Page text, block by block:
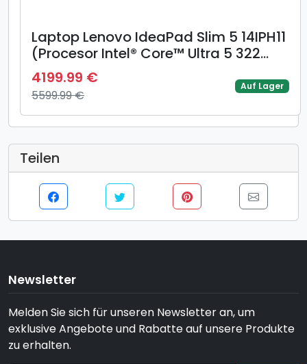
Laptop Lenovo IdeaPad Slim 5 14IPH11
(Procesor Intel® Core™ Ultra 5 322
(12M Cache, up to 4.40 GHz) 14inch
WUXGA OLED, 16GB DDR5, 512GB SSD,
Intel Graphics, Albastru)
4199.99 €
5599.99 €
Auf Lager
Teilen
Newsletter
Melden Sie sich für unseren Newsletter an, um
exklusive Angebote und Rabatte auf unsere Produkte
zu erhalten.